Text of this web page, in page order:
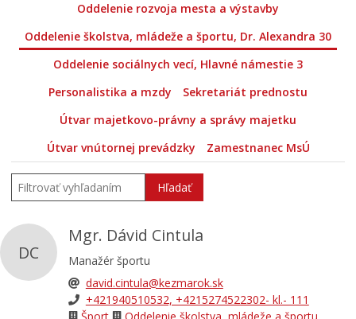
Oddelenie rozvoja mesta a výstavby
Oddelenie školstva, mládeže a športu, Dr. Alexandra 30
Oddelenie sociálnych vecí, Hlavné námestie 3
Personalistika a mzdy
Sekretariát prednostu
Útvar majetkovo-právny a správy majetku
Útvar vnútornej prevádzky
Zamestnanec MsÚ
Hľadať
DC
Mgr. Dávid Cintula
Manažér športu
david.cintula@kezmarok.sk
+421940510532, +4215274522302- kl.- 111